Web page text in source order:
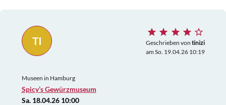
TI Geschrieben von tinizi
am So. 19.04.26 10:19
Museen in Hamburg
Spicy’s Gewürzmuseum
Sa. 18.04.26 10:00